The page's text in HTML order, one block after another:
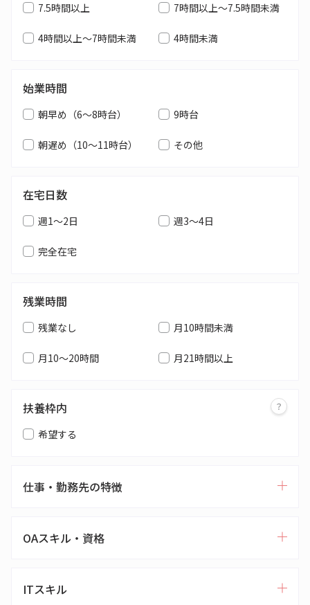
7.5時間以上 7時間以上～7.5時間未満
4時間以上～7時間未満 4時間未満
始業時間
朝早め（6～8時台） 9時台
朝遅め（10～11時台） その他
在宅日数
週1～2日 週3～4日
完全在宅
残業時間
残業なし 月10時間未満
月10～20時間 月21時間以上
扶養枠内
希望する
仕事・勤務先の特徴
OAスキル・資格
ITスキル